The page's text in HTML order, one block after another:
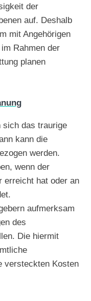
der
auf. Deshalb
mit Angehörigen
Rahmen der
planen
sich das traurige
kann die
werden.
wenn der
erreicht hat oder an
aufmerksam
des
Die hiermit
versteckten Kosten